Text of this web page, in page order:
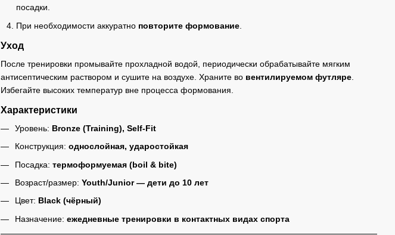
посадки.
При необходимости аккуратно повторите формование
Уход
После тренировки промывайте прохладной водой, периодически обрабатывайте мягким
антисептическим раствором и сушите на воздухе. Храните во вентилируемом футляре
Избегайте высоких температур вне процесса формования.
Характеристики
Уровень: Bronze (Training), Self-Fit
Конструкция: однослойная, ударостойкая
Посадка: термоформуемая (boil & bite)
Возраст/размер: Youth/Junior — дети до 10 лет
Цвет: Black (чёрный)
Назначение: ежедневные тренировки в контактных видах спорта